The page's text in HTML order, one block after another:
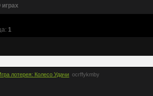
играх
1
лотерея: Колесо Удачи ocrffykmby